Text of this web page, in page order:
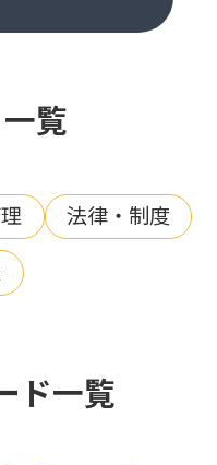
覧
法律・制度
ド一覧